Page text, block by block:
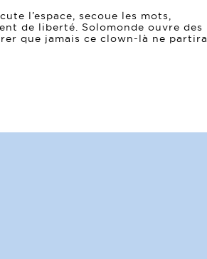
l’espace, secoue les mots,
de liberté. Solomonde ouvre des
que jamais ce clown-là ne partira.